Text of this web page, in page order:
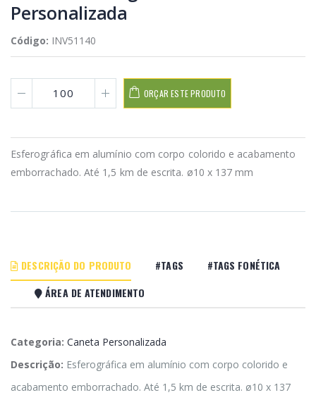
Personalizada
Código: INV51140
ORÇAR ESTE PRODUTO
Esferográfica em alumínio com corpo colorido e acabamento
emborrachado. Até 1,5 km de escrita. ø10 x 137 mm
DESCRIÇÃO DO PRODUTO #TAGS
#TAGS FONÉTICA
ÁREA DE ATENDIMENTO
Categoria: Caneta Personalizada
Descrição: Esferográfica em alumínio com corpo colorido e
acabamento emborrachado. Até 1,5 km de escrita. ø10 x 137